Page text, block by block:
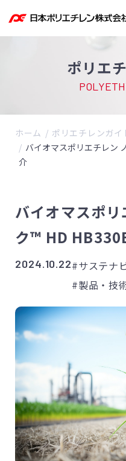
ポリエ
ホーム
ポリエチレンガイ
バイオマスポリエチレン
介
バイオマスポ
ク™ HD
2024.10.22#サステナ
#製品・技